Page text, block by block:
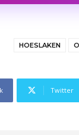
HOESLAKEN
Twitter